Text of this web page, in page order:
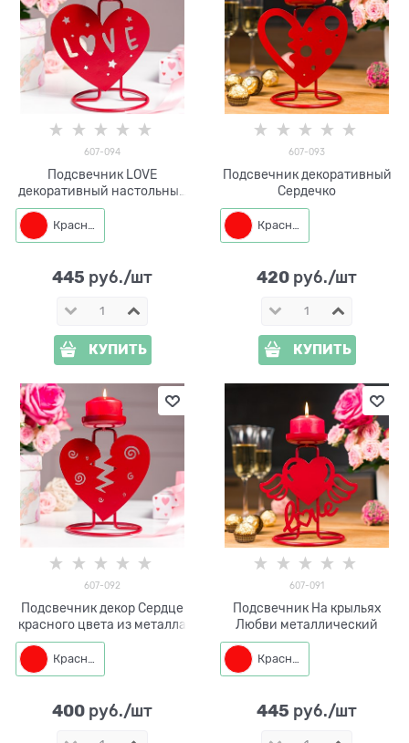
607-094
Подсвечник LOVE
декоративный настольный
на одну свечу
Красный
445 руб./шт
КУПИТЬ
607-093
Подсвечник декоративный
Сердечко
Красный
420 руб./шт
КУПИТЬ
607-092
Подсвечник декор Сердце
красного цвета из металла
Красный
400 руб./шт
607-091
Подсвечник На крыльях
Любви металлический
Красный
445 руб./шт